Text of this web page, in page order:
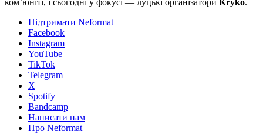
ком’юніті, і сьогодні у фокусі — луцькі організатори Kryko.
Підтримати Neformat
Facebook
Instagram
YouTube
TikTok
Telegram
X
Spotify
Bandcamp
Написати нам
Про Neformat